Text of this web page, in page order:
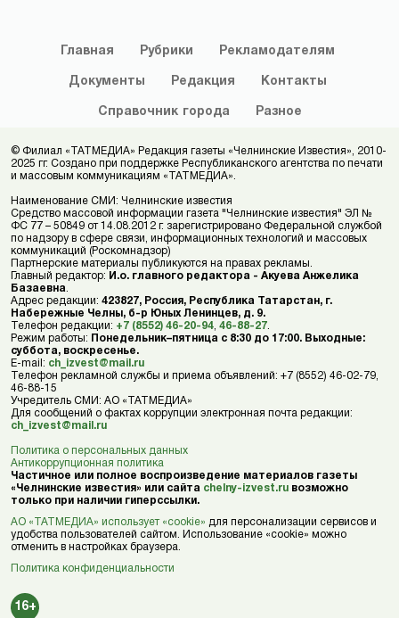
Главная Рубрики Рекламодателям
Документы Редакция Контакты
Справочник города Разное
© Филиал «ТАТМЕДИА» Редакция газеты «Челнинские Известия», 2010-
2025 гг. Создано при поддержке Республиканского агентства по печати
и массовым коммуникациям «ТАТМЕДИА».
Наименование СМИ: Челнинские известия
Средство массовой информации газета "Челнинские известия" ЭЛ №
ФС 77 – 50849 от 14.08.2012 г. зарегистрировано Федеральной службой
по надзору в сфере связи, информационных технологий и массовых
коммуникаций (Роскомнадзор)
Партнерские материалы публикуются на правах рекламы.
Главный редактор: И.о. главного редактора - Акуева Анжелика
Базаевна
Адрес редакции: 423827, Россия, Республика Татарстан, г.
Набережные Челны, б-р Юных Ленинцев, д. 9.
Телефон редакции: +7 (8552) 46-20-94 46-88-27
Режим работы: Понедельник–пятница с 8:30 до 17:00. Выходные:
суббота, воскресенье.
E-mail: ch_izvest@mail.ru
Телефон рекламной службы и приема объявлений: +7 (8552) 46-02-79,
46-88-15
Учредитель СМИ: АО «ТАТМЕДИА»
Для сообщений о фактах коррупции электронная почта редакции:
ch_izvest@mail.ru
Политика о персональных данных
Антикоррупционная политика
Частичное или полное воспроизведение материалов газеты
«Челнинские известия» или сайта chelny-izvest.ru возможно
только при наличии гиперссылки.
АО «ТАТМЕДИА» использует «cookie» для персонализации сервисов и
удобства пользователей сайтом. Использование «cookie» можно
отменить в настройках браузера.
Политика конфиденциальности
16+